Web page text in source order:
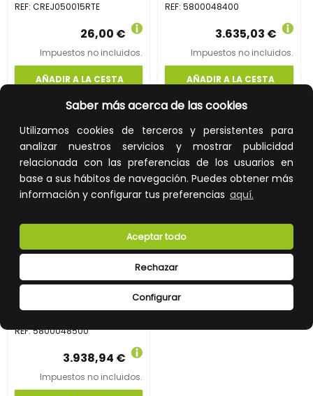
Saber más acerca de las cookies
Utilizamos cookies de terceros y persistentes para
analizar nuestros servicios y mostrar publicidad
relacionada con las preferencias de los usuarios en
base a sus hábitos de navegación. Puedes obtener más
información y configurar tus preferencias aquí.
Configurar
Rechazar
Aceptar todo
REF: CREJ050015RTE
26,00 €
Impuestos no incluidos.
AÑADIR A LA CESTA
Añade al carrito y sigue el proceso
de compra para ver la
profesionales.
REF:5800048400
3.635,03 €
Impuestos no incluidos.
AÑADIR A LA CESTA
Añade al carrito y sigue el proceso
de compra para ver la
profesionales.
COMPUERTA AIRE CON DETECTOR MD 1000
REF:5800048500
3.938,94 €
Impuestos no incluidos.